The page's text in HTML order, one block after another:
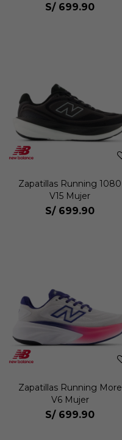
S/ 699.90
Zapatillas Running 1080
V15 Mujer
S/ 699.90
Zapatillas Running More
V6 Mujer
S/ 699.90